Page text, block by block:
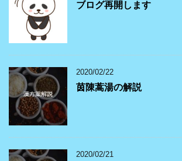
ブログ再開します
2020/02/22
茵陳蒿湯の解説
2020/02/21